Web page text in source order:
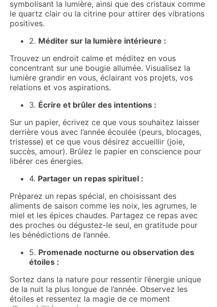
symbolisant la lumière, ainsi que des cristaux comme
le quartz clair ou la citrine pour attirer des vibrations
positives.
2. Méditer sur la lumière intérieure :
Trouvez un endroit calme et méditez en vous
concentrant sur une bougie allumée. Visualisez la
lumière grandir en vous, éclairant vos projets, vos
relations et vos aspirations.
3. Écrire et brûler des intentions :
Sur un papier, écrivez ce que vous souhaitez laisser
derrière vous avec l’année écoulée (peurs, blocages,
tristesse) et ce que vous désirez accueillir (joie,
succès, amour). Brûlez le papier en conscience pour
libérer ces énergies.
4. Partager un repas spirituel :
Préparez un repas spécial, en choisissant des
aliments de saison comme les noix, les agrumes, le
miel et les épices chaudes. Partagez ce repas avec
des proches ou dégustez-le seul, en gratitude pour
les bénédictions de l’année.
5. Promenade nocturne ou observation des
étoiles :
Sortez dans la nature pour ressentir l’énergie unique
de la nuit la plus longue de l’année. Observez les
étoiles et ressentez la magie de ce moment